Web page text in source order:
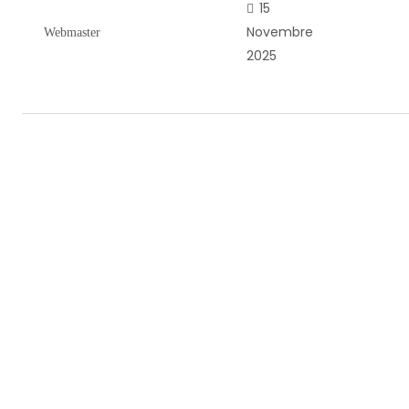
Webmaster
15
Novembre
2025